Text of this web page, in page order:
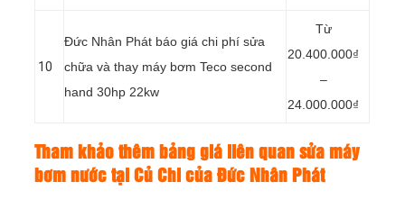
10
Đức Nhân Phát báo giá chi phí sửa
chữa và thay máy bơm Teco second
hand 30hp 22kw
Từ
20.400.000₫
–
24.000.000₫
Tham khảo thêm bảng giá liên quan sửa máy
bơm nước tại Củ Chi của Đức Nhân Phát